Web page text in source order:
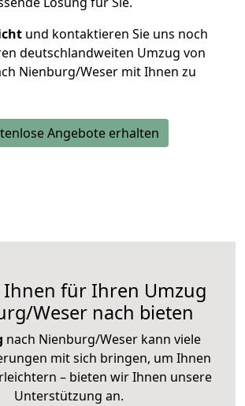
und kontaktieren Sie uns noch
deutschlandweiten Umzug von
Nienburg/Weser mit Ihnen zu
Angebote erhalten
Ihnen für Ihren Umzug
Weser nach bieten
nach Nienburg/Weser kann viele
mit sich bringen, um Ihnen
– bieten wir Ihnen unsere
Unterstützung an.